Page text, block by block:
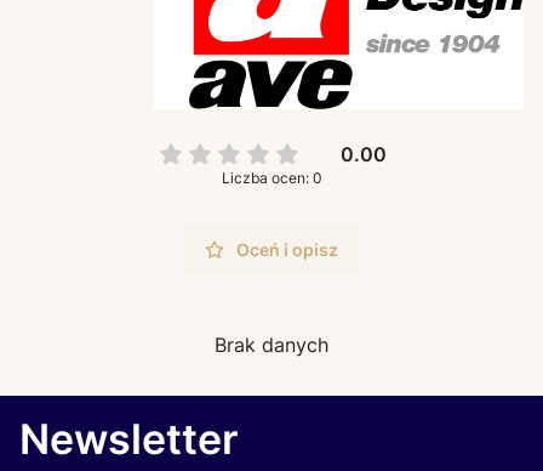
0.00
Liczba ocen: 0
Oceń i opisz
Brak danych
Newsletter